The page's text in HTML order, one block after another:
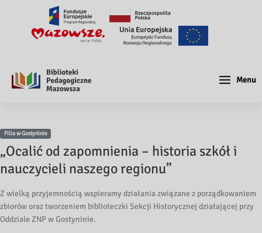
Menu
Filia w Gostyninie
„Ocalić od zapomnienia – historia szkół i
nauczycieli naszego regionu”
Z wielką przyjemnością wspieramy działania związane z porządkowaniem
zbiorów oraz tworzeniem biblioteczki Sekcji Historycznej działającej przy
Oddziale ZNP w Gostyninie.